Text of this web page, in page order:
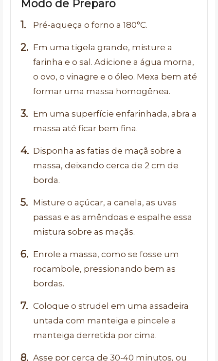
Modo de Preparo
Pré-aqueça o forno a 180°C.
Em uma tigela grande, misture a
farinha e o sal. Adicione a água morna,
o ovo, o vinagre e o óleo. Mexa bem até
formar uma massa homogênea.
Em uma superfície enfarinhada, abra a
massa até ficar bem fina.
Disponha as fatias de maçã sobre a
massa, deixando cerca de 2 cm de
borda.
Misture o açúcar, a canela, as uvas
passas e as amêndoas e espalhe essa
mistura sobre as maçãs.
Enrole a massa, como se fosse um
rocambole, pressionando bem as
bordas.
Coloque o strudel em uma assadeira
untada com manteiga e pincele a
manteiga derretida por cima.
Asse por cerca de 30-40 minutos, ou